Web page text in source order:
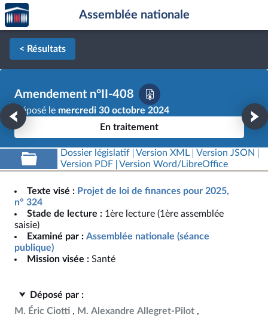
Aller au contenu
Aller en bas de la page
Accèder
à la
page
d'accueil
Assemblée nationale
< Résultats
Amendement n°II-408
Déposé le mercredi 30 octobre 2024
En traitement
Dossier législatif Version XML
Version JSON
Version PDF
Version Word/LibreOffice
Texte visé : Projet de loi de finances pour 2025,
n° 324
Stade de lecture : 1ère lecture (1ère assemblée
saisie)
Examiné par : Assemblée nationale (séance
publique)
Mission visée : Santé
Déposé par :
M. Éric Ciotti
M. Alexandre Allegret-Pilot